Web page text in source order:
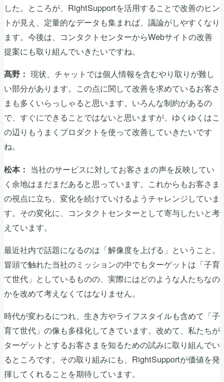
した。ところが、RightSupportを活用することで改善のヒン
トが見え、定量的なデータも集まれば、議論がしやすくなり
ます。今後は、コンタクトセンターからWebサイトの改善
提案にも取り組んでいきたいですね。
髙野： 現状、チャットでは個人情報を含むやり取りが難し
い部分があります。この点に関して改善を求めているお客さ
まも多くいらっしゃると思います。いろんな制約があるの
で、すぐにできることではないと思いますが、ゆくゆくはこ
の辺りもうまくプロダクトを使って改善していきたいです
ね。
松本： 当社のサービスに対してお客さまの声を反映してい
く余地はまだまだあると思っています。これからもお客さま
の視点に立ち、変化を続けていけるようチャレンジしていま
す。その変化に、コンタクトセンターとして寄与したいと考
えています。
最近社内で話題になるのは「解像度を上げる」ということ。
冒頭で触れた当社のミッションの中でもターゲットは「子育
て世代」としているものの、実際にはどのような人たちなの
かを改めて考えなくてはなりません。
時代が変わるにつれ、生き方やライフスタイルも含めて「子
育て世代」の像も多様化してきています。改めて、私たちが
ターゲットとするお客さまを知るための試みに取り組んでい
るところです。その取り組みにも、RightSupportが価値を発
揮してくれることを期待しています。